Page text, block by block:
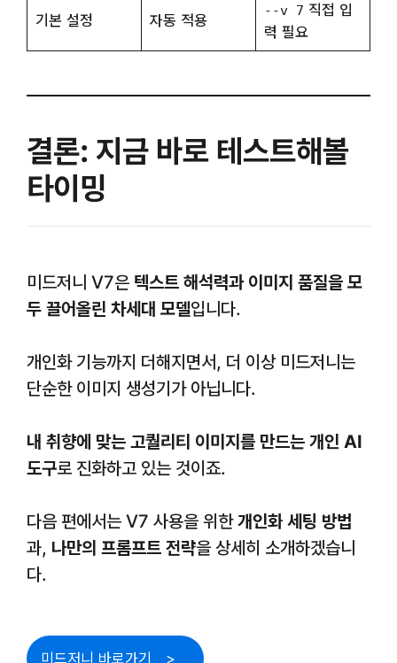
기본 설정 자동 적용
--v 7 직접 입
력 필요
결론: 지금 바로 테스트해볼
타이밍
미드저니 V7은 텍스트 해석력과 이미지 품질을 모
두 끌어올린 차세대 모델입니다.
개인화 기능까지 더해지면서, 더 이상 미드저니는
단순한 이미지 생성기가 아닙니다.
내 취향에 맞는 고퀄리티 이미지를 만드는 개인 AI
도구로 진화하고 있는 것이죠.
다음 편에서는 V7 사용을 위한개인화 세팅 방법
과, 나만의 프롬프트 전략을 상세히 소개하겠습니
다.
미드저니 바로가기